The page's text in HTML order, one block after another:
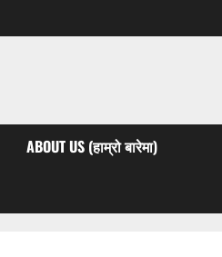
ABOUT US (हाम्रो बारेमा)